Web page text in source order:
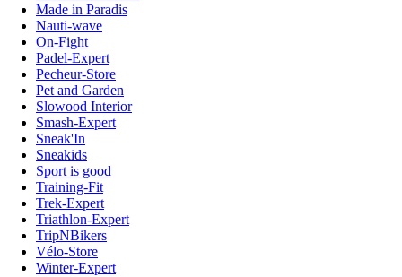
Made in Paradis
Nauti-wave
On-Fight
Padel-Expert
Pecheur-Store
Pet and Garden
Slowood Interior
Smash-Expert
Sneak'In
Sneakids
Sport is good
Training-Fit
Trek-Expert
Triathlon-Expert
TripNBikers
Vélo-Store
Winter-Expert